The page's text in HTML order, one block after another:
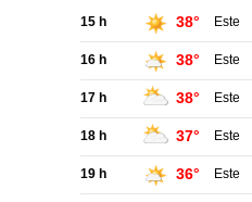
15 h 38° Este
16 h 38° Este
17 h 38° Este
18 h 37° Este
19 h 36° Este